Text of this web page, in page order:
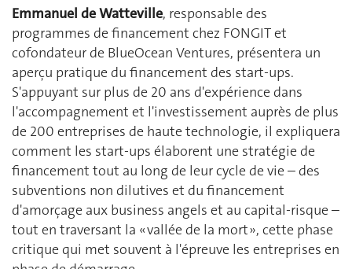
Emmanuel de Watteville, responsable des
programmes de financement chez FONGIT et
cofondateur de BlueOcean Ventures, présentera un
aperçu pratique du financement des start-ups.
S'appuyant sur plus de 20 ans d'expérience dans
l'accompagnement et l'investissement auprès de plus
de 200 entreprises de haute technologie, il expliquera
comment les start-ups élaborent une stratégie de
financement tout au long de leur cycle de vie – des
subventions non dilutives et du financement
d'amorçage aux business angels et au capital-risque –
tout en traversant la « vallée de la mort », cette phase
critique qui met souvent à l'épreuve les entreprises en